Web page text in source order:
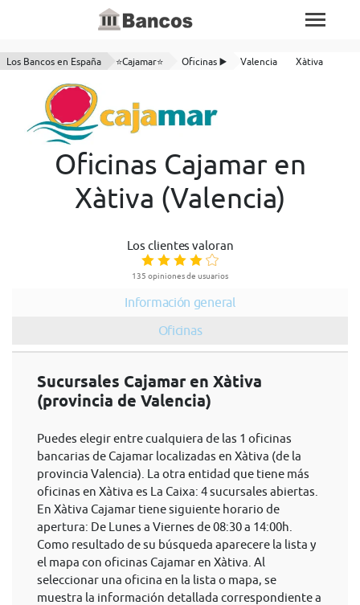
Los Bancos en España ⭐Cajamar⭐ Oficinas ▶️ Valencia Xàtiva
Oficinas Cajamar en
Xàtiva (Valencia)
Los clientes valoran
135 opiniones de usuarios
Información general
Oficinas
Sucursales Cajamar en Xàtiva
(provincia de Valencia)
Puedes elegir entre cualquiera de las 1 oficinas
bancarias de Cajamar localizadas en Xàtiva (de la
provincia Valencia). La otra entidad que tiene más
oficinas en Xàtiva es La Caixa: 4 sucursales abiertas.
En Xàtiva Cajamar tiene siguiente horario de
apertura: De Lunes a Viernes de 08:30 a 14:00h.
Como resultado de su búsqueda aparecere la lista y
el mapa con oficinas Cajamar en Xàtiva. Al
seleccionar una oficina en la lista o mapa, se
muestra la información detallada correspondiente a